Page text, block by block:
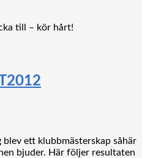
till – kör hårt!
ett klubbmästerskap såhär
bjuder. Här följer resultaten